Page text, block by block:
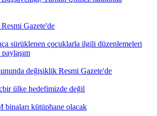
Gazete'de
sürüklenen çocuklarla ilgili düzenlemeleri
değişiklik Resmi Gazete'de
ülke hedefimizde değil
kütüphane olacak